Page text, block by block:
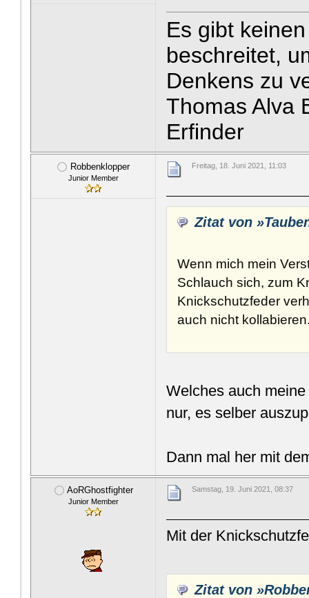
Es gibt
beschreitet,
Denkens zu
Thomas Alva
Erfinder
Robbenklopper
Junior Member
Freitag, 18. Juni 2021, 11:03
Zitat von
Wenn mich mein
Schlauch sich, zum
Knickschutzfeder
auch nicht
Welches auch
nur, es selber
Dann mal her mit
AoRGhostfighter
Junior Member
Samstag, 19. Juni 2021, 08:37
Mit der
Zitat von